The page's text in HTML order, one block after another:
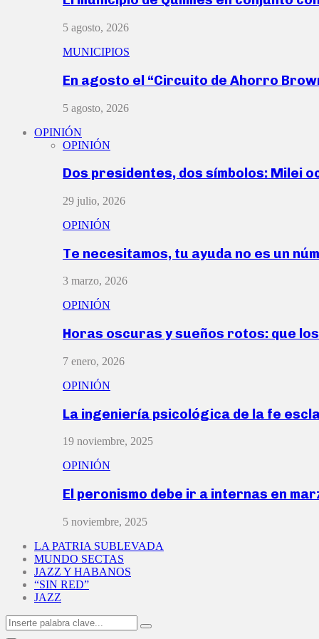
5 agosto, 2026
MUNICIPIOS
En agosto el “Circuito de Ahorro
5 agosto, 2026
OPINIÓN
OPINIÓN
Dos presidentes, dos símbolos: Milei
29 julio, 2026
OPINIÓN
Te necesitamos, tu ayuda no es un
3 marzo, 2026
OPINIÓN
Horas oscuras y sueños rotos: que
7 enero, 2026
OPINIÓN
La ingeniería psicológica de la fe
19 noviembre, 2025
OPINIÓN
El peronismo debe ir a internas en
5 noviembre, 2025
LA PATRIA SUBLEVADA
MUNDO SECTAS
JAZZ Y HABANOS
“SIN RED”
JAZZ
Search
for:
Search